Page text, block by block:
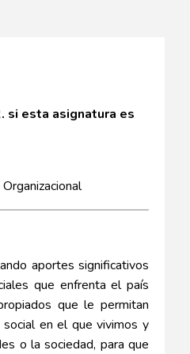
si esta asignatura es
aportes significativos
que enfrenta el país
que le permitan
en el que vivimos y
o la sociedad, para que